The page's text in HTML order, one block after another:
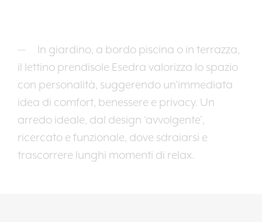
In giardino, a bordo piscina o in terrazza,
il lettino prendisole Esedra valorizza lo spazio
con personalità, suggerendo un’immediata
idea di comfort, benessere e privacy. Un
arredo ideale, dal design ‘avvolgente’,
ricercato e funzionale, dove sdraiarsi e
trascorrere lunghi momenti di relax.